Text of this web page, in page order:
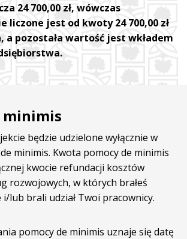
24 700,00 zł, wówczas
liczone jest od kwoty 24 700,00 zł
a pozostała wartość jest wkładem
minimis
będzie udzielone wyłącznie w
minimis. Kwota pomocy de minimis
kwocie refundacji kosztów
rozwojowych, w których brałeś
i/lub brali udział Twoi pracownicy.
pomocy de minimis uznaje się datę